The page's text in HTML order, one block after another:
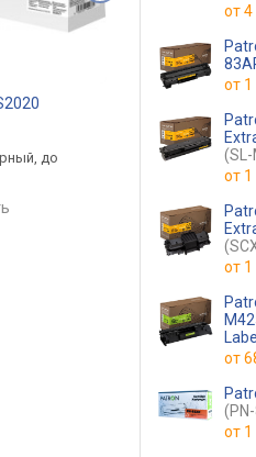
до
от 994 грн.
черный, струйный,
пигментные
сравнить
от4
Patron HP LJ
от 1
Patron SAMSUNG
от 1
Patron SAMSUNG
от 1
Patron HP LJ
от
от 1